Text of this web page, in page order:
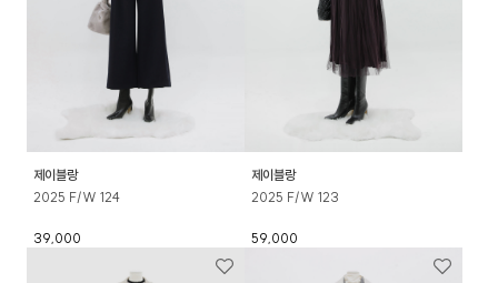
제이블랑
2025 F/W 124
39,000
제이블랑
2025 F/W 123
59,000